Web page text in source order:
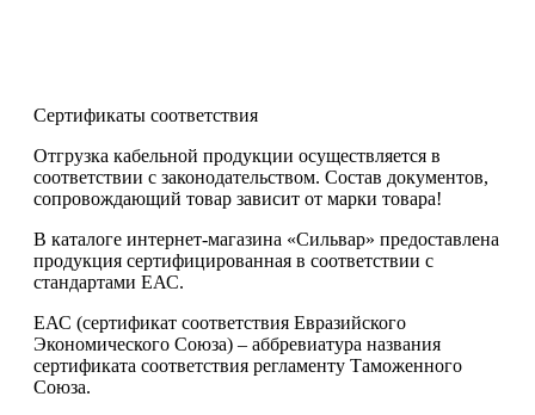
Сертификаты соответствия
Отгрузка кабельной продукции осуществляется в
соответствии с законодательством. Состав документов,
сопровождающий товар зависит от марки товара!
В каталоге интернет-магазина «Сильвар» предоставлена
продукция сертифицированная в соответствии с
стандартами ЕАС.
ЕАС (сертификат соответствия Евразийского
Экономического Союза) – аббревиатура названия
сертификата соответствия регламенту Таможенного
Союза.